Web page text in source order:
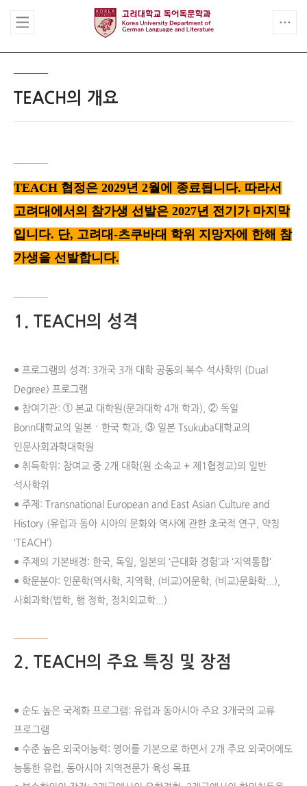
TEACH의 개요
TEACH 협정은 2029년 2월에 종료됩니다. 따라서
고려대에서의 참가생 선발은 2027년 전기가 마지막
입니다. 단, 고려대-츠쿠바대 학위 지망자에 한해 참
가생을 선발합니다.
1. TEACH의 성격
● 프로그램의 성격: 3개국 3개 대학 공동의 복수 석사학위 (Dual
Degree) 프로그램
● 참여기관: ① 본교 대학원(문과대학 4개 학과), ② 독일
Bonn대학교의 일본ㆍ한국 학과, ③ 일본 Tsukuba대학교의
인문사회과학대학원
● 취득학위: 참여교 중 2개 대학(원 소속교 + 제1협정교)의 일반
석사학위
● 주제: Transnational European and East Asian Culture and
History (유럽과 동아 시아의 문화와 역사에 관한 초국적 연구, 약칭
‘TEACH’)
● 주제의 기본배경: 한국, 독일, 일본의 ‘근대화 경험’과 ‘지역통합’
● 학문분야: 인문학(역사학, 지역학, (비교)어문학, (비교)문화학...),
사회과학(법학, 행 정학, 정치외교학...)
2. TEACH의 주요 특징 및 장점
● 순도 높은 국제화 프로그램: 유럽과 동아시아 주요 3개국의 교류
프로그램
● 수준 높은 외국어능력: 영어를 기본으로 하면서 2개 주요 외국어에도
능통한 유럽, 동아시아 지역전문가 육성 목표